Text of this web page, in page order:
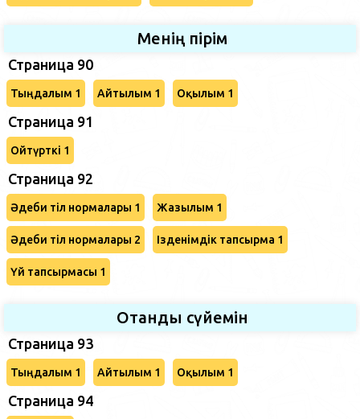
Менің пірім
Страница 90
Тыңдалым 1 Айтылым 1 Оқылым 1
Страница 91
Ойтүрткі 1
Страница 92
Әдеби тіл нормалары 1 Жазылым 1
Әдеби тіл нормалары 2 Ізденімдік тапсырма 1
Үй тапсырмасы 1
Отанды сүйемін
Страница 93
Тыңдалым 1 Айтылым 1 Оқылым 1
Страница 94